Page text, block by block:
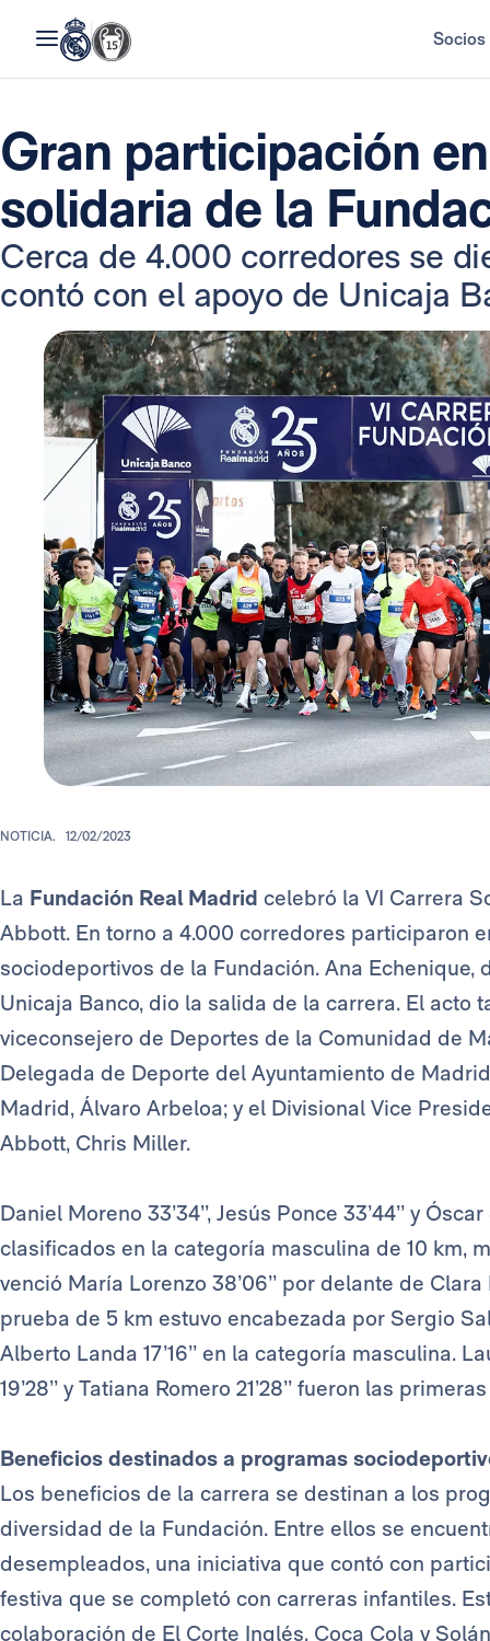
Socios
Gran participación
solidaria de la
Cerca de 4.000 corredores se
contó con el apoyo de Unicaja
NOTICIA. 12/02/2023
La Fundación Real Madrid celebró la VI Carrera
Abbott. En torno a 4.000 corredores participaron
sociodeportivos de la Fundación. Ana
Unicaja Banco, dio la salida de la carrera. El acto
viceconsejero de Deportes de la Comunidad de
Delegada de Deporte del Ayuntamiento de
Madrid, Álvaro Arbeloa; y el Divisional Vice
Abbott, Chris Miller.
Daniel Moreno 33’34’’, Jesús Ponce 33’44’’ y
clasificados en la categoría masculina de 10 km,
venció María Lorenzo 38’06’’ por delante de Clara
prueba de 5 km estuvo encabezada por Sergio
Alberto Landa 17’16’’ en la categoría masculina.
19’28’’ y Tatiana Romero 21’28’’ fueron las
Beneficios destinados a programas
Los beneficios de la carrera se destinan a los
diversidad de la Fundación. Entre ellos se
desempleados, una iniciativa que contó con
festiva que se completó con carreras infantiles.
colaboración de El Corte Inglés, Coca Cola y